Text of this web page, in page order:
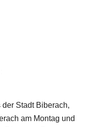
Stadt Biberach,
am Montag und